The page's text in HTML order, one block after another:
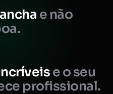
e não
e o seu
profissional.